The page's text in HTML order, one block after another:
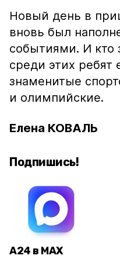
Новый день в
вновь был
событиями. И кто
среди этих ребят
знаменитые
и олимпийские.
Елена КОВАЛЬ
Подпишись!
А24 в MAX